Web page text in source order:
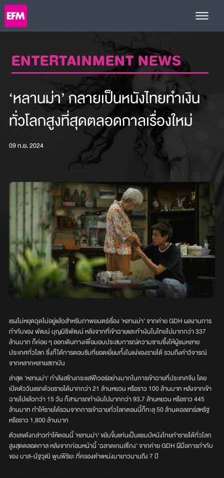
ENTERTAINMENT NEWS
‘หลานม่า’ กลายเป็นหนังไทยทำเงิน
ทั่วโลกสูงที่สุดตลอดกาลเรื่องใหม่
09 ก.ย. 2024
แรงไม่หยุดฉุดไม่อยู่แล้วสำหรับภาพยนตร์เรื่อง ‘หลานม่า’ จากค่าย GDH ผลงานการ
กำกับของ พัฒน์ บุญนิธิพัฒน์ หลังจากที่เข้าฉายและทำเงินในไทยไปมากกว่า 337
ล้านบาท ก็ค่อย ๆ ออกเดินทางเพื่อมอบประสบการณ์ความซาบซึ้งให้ผู้ชมหลาย
ประเทศทั่วโลก ซึ่งก็ได้การตอบรับที่ยอดเยี่ยมทั้งในแง่ของรายได้ รวมถึงคำวิจารณ์
จากหลากหลายสถาบัน
ล่าสุด ‘หลานม่า’ กำลังสร้างกระแสฟีเวอร์อย่างมากในการเข้าฉายที่ประเทศจีน โดย
เปิดตัววันแรกด้วยรายได้มากกว่า 21 ล้านหยวน หรือราว 100 ล้านบาท หลังจากเข้า
ฉายไปแล้วกว่า 15 วัน ก็สามารถทำเงินไปมากกว่า 93.7 ล้านหยวน หรือราว 445
ล้านบาท ทำให้รายได้รวมจากการเข้าฉายทั่วโลกตอนนี้ก็ทะลุ 50 ล้านดอลลาร์สหรัฐ
หรือราว 1,800 ล้านบาท
ตัวเลขดังกล่าวทำให้ตอนนี้ ‘หลานม่า’ ขยับขึ้นแท่นเป็นแชมป์หนังไทยทำรายได้ทั่วโลก
สูงสุดตลอดกาล หลังจากก่อนหน้านี้ ‘ฉลาดเกมส์โกง’ จากค่าย GDH ฝีมือการกำกับ
ของ บาส-นัฐวุฒิ พูนพิริยะ ที่ครองตำแหน่งมายาวนานถึง 7 ปี